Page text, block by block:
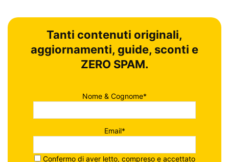
Tanti contenuti originali,
aggiornamenti, guide, sconti e
ZERO SPAM.
Nome & Cognome*
Email*
Confermo di aver letto, compreso e accettato